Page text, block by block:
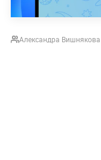
Александра Вишнякова